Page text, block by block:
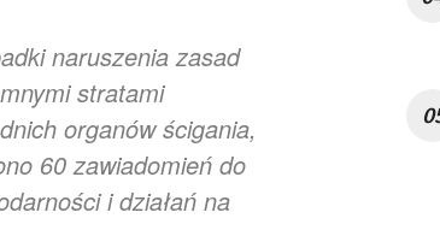
naruszenia zasad
stratami
organów ścigania,
60 zawiadomień do
i działań na